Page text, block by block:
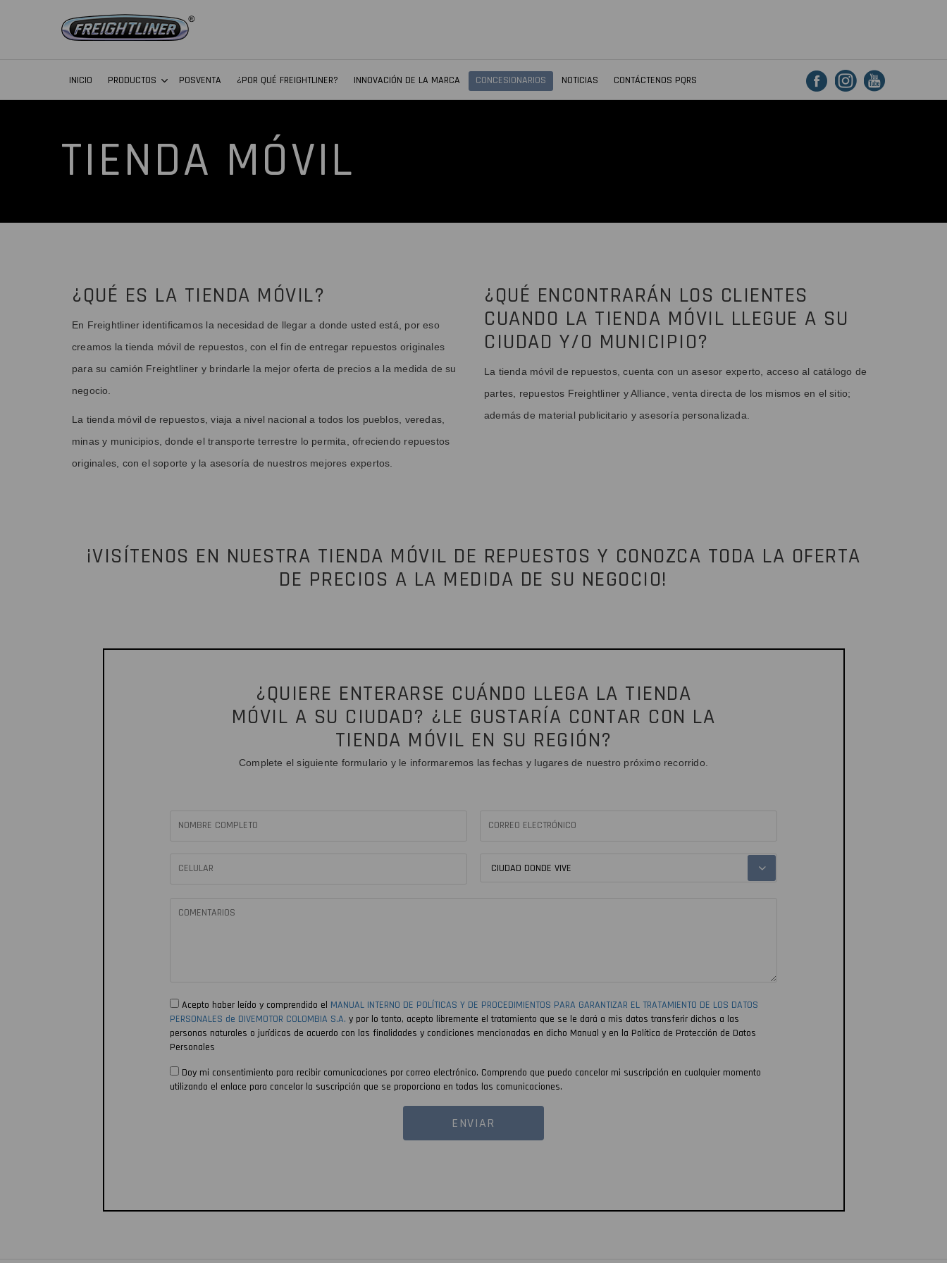
INICIO PRODUCTOS POSVENTA ¿POR QUÉ FREIGHTLINER? INNOVACIÓN DE LA MARCA CONCESIONARIOS NOTICIAS CONTÁCTENOS PQRS
TIENDA MÓVIL
¿QUÉ ES LA TIENDA MÓVIL?
En Freightliner identificamos la necesidad de llegar a donde usted está, por eso
creamos la tienda móvil de repuestos, con el fin de entregar repuestos originales
para su camión Freightliner y brindarle la mejor oferta de precios a la medida de su
negocio.
La tienda móvil de repuestos, viaja a nivel nacional a todos los pueblos, veredas,
minas y municipios, donde el transporte terrestre lo permita, ofreciendo repuestos
originales, con el soporte y la asesoría de nuestros mejores expertos.
¿QUÉ ENCONTRARÁN LOS CLIENTES
CUANDO LA TIENDA MÓVIL LLEGUE A SU
CIUDAD Y/O MUNICIPIO?
La tienda móvil de repuestos, cuenta con un asesor experto, acceso al catálogo de
partes, repuestos Freightliner y Alliance, venta directa de los mismos en el sitio;
además de material publicitario y asesoría personalizada.
¡VISÍTENOS EN NUESTRA TIENDA MÓVIL DE REPUESTOS Y CONOZCA TODA LA OFERTA
DE PRECIOS A LA MEDIDA DE SU NEGOCIO!
¿QUIERE ENTERARSE CUÁNDO LLEGA LA TIENDA
MÓVIL A SU CIUDAD? ¿LE GUSTARÍA CONTAR CON LA
TIENDA MÓVIL EN SU REGIÓN?
Complete el siguiente formulario y le informaremos las fechas y lugares de nuestro próximo recorrido.
Acepto haber leído y comprendido el MANUAL INTERNO DE POLÍTICAS Y DE PROCEDIMIENTOS PARA GARANTIZAR EL TRATAMIENTO DE LOS DATOS
PERSONALES de DIVEMOTOR COLOMBIA S.A. y por lo tanto, acepto libremente el tratamiento que se le dará a mis datos transferir dichos a las
personas naturales o jurídicas de acuerdo con las finalidades y condiciones mencionadas en dicho Manual y en la Política de Protección de Datos
Personales
Doy mi consentimiento para recibir comunicaciones por correo electrónico. Comprendo que puedo cancelar mi suscripción en cualquier momento
utilizando el enlace para cancelar la suscripción que se proporciona en todas las comunicaciones.